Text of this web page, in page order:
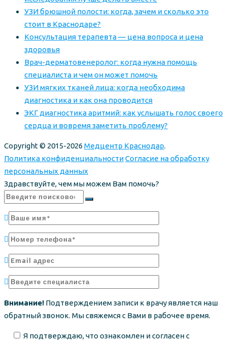
УЗИ брюшной полости: когда, зачем и сколько это
стоит в Краснодаре?
Консультация терапевта — цена вопроса и цена
здоровья
Врач-дерматовенеролог: когда нужна помощь
специалиста и чем он может помочь
УЗИ мягких тканей лица: когда необходима
диагностика и как она проводится
ЭКГ диагностика аритмий: как услышать голос своего
сердца и вовремя заметить проблему?
Copyright © 2015-2026 Медцентр Краснодар.
Политика конфиденциальностиСогласие на обработку
персональных данных
Здравствуйте, чем мы можем Вам помочь?
Внимание! Подтверждением записи к врачу является наш
обратный звонок. Мы свяжемся с Вами в рабочее время.
Я подтверждаю, что ознакомлен и согласен с